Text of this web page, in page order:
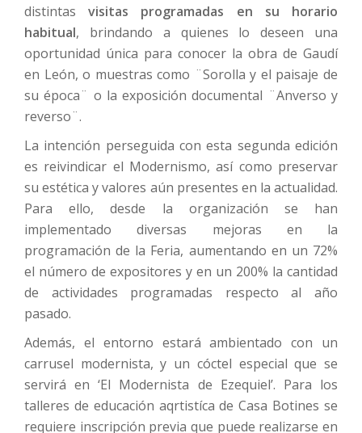
distintasvisitas programadas en su horario
habitual, brindando a quienes lo deseen una
oportunidad única para conocer la obra de Gaudí
en León, o muestras como ¨Sorolla y el paisaje de
su época¨ o la exposición documental ¨Anverso y
reverso¨.
La intención perseguida con esta segunda edición
es reivindicar el Modernismo, así como preservar
su estética y valores aún presentes en la actualidad.
Para ello, desde la organización se han
implementado diversas mejoras en la
programación de la Feria, aumentando en un 72%
el número de expositores y en un 200% la cantidad
de actividades programadas respecto al año
pasado.
Además, el entorno estará ambientado con un
carrusel modernista, y un cóctel especial que se
servirá en ‘El Modernista de Ezequiel’. Para los
talleres de educación aqrtistíca de Casa Botines se
requiere inscripción previa que puede realizarse en